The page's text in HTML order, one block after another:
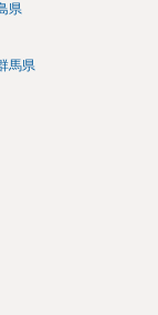
県
馬県